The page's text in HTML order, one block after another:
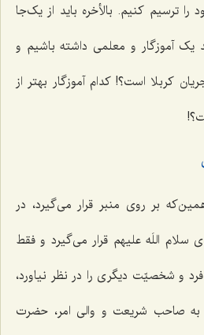
ترسیم کنیم. بالأخره باید از یک‌جا
یک آموزگار و معلمی داشته باشیم و
کربلا است؟! کدام آموزگار بهتر از
بر روی منبر قرار می‌گیرد، در
سلام اللَه علیهم قرار می‌گیرد و فقط
و شخصیّت دیگری را در نظر نیاورد،
به صاحب شریعت و والی امر، حضرت